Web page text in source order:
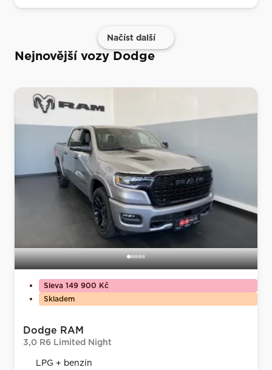
Načíst další
Nejnovější vozy Dodge
Sleva 149 900 Kč
Skladem
Dodge RAM
3,0 R6 Limited Night
LPG + benzín